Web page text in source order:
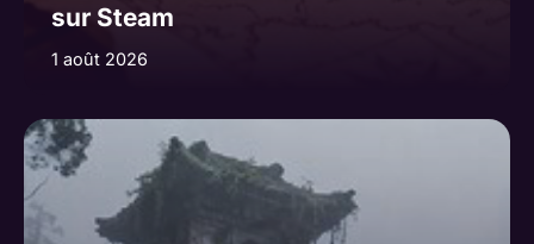
sur Steam
1 août 2026